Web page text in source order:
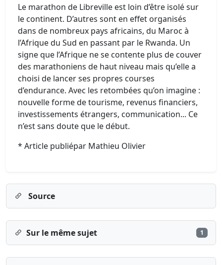
Le marathon de Libreville est loin d’être isolé sur
le continent. D’autres sont en effet organisés
dans de nombreux pays africains, du Maroc à
l’Afrique du Sud en passant par le Rwanda. Un
signe que l’Afrique ne se contente plus de couver
des marathoniens de haut niveau mais qu’elle a
choisi de lancer ses propres courses
d’endurance. Avec les retombées qu’on imagine :
nouvelle forme de tourisme, revenus financiers,
investissements étrangers, communication... Ce
n’est sans doute que le début.
* Article publiépar Mathieu Olivier
Source
Sur le même sujet 1